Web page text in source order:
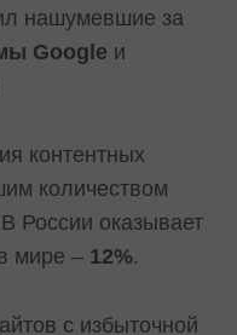
нашумевшие за
Google и
контентных
количеством
В России оказывает
мире – 12%.
с избыточной